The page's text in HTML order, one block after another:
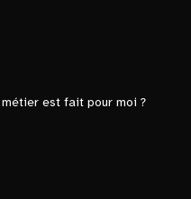
est fait pour moi ?